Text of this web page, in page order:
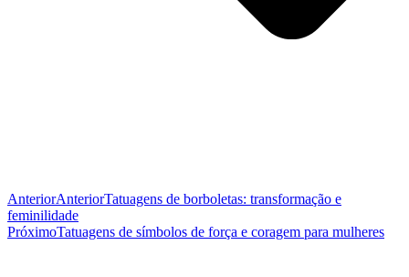
AnteriorAnteriorTatuagens de borboletas: transformação e
feminilidade
PróximoTatuagens de símbolos de força e coragem para mulheres